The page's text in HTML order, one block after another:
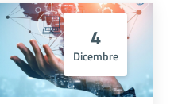
4
Dicembre